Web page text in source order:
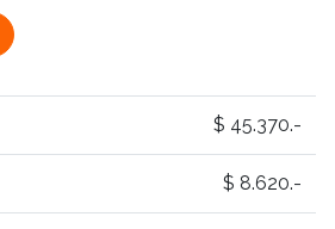
$ 45.370.-
$ 8.620.-